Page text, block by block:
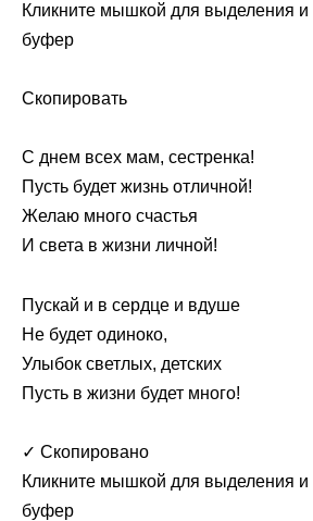
Кликните мышкой для выделения и
буфер
Скопировать
С днем всех мам, сестренка!
Пусть будет жизнь отличной!
Желаю много счастья
И света в жизни личной!
Пускай и в сердце и вдуше
Не будет одиноко,
Улыбок светлых, детских
Пусть в жизни будет много!
✓ Скопировано
Кликните мышкой для выделения и
буфер